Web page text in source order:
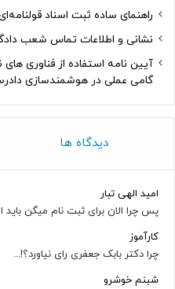
راهنمای ساده ثبت اسناد
نشانی و اطلاعات تماس شعب
آیین نامه استفاده از فناوری
گامی عملی در هوشمندسازی
دیدگاه ها
امید الهی تبار
پس چرا الان برای ثبت نام میگن باید
کارآموز
چرا دکتر بابک جعفری رای نیاورد؟!...
شبنم خوشرو